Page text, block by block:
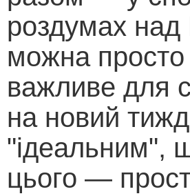
роздумах
можна
важливе для
на новий
"ідеальним",
цього —